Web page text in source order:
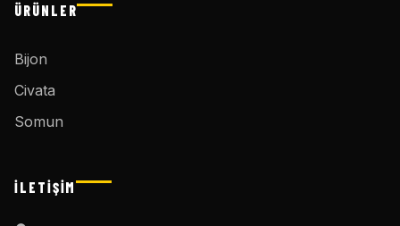
ÜRÜNLER
Bijon
Civata
Somun
İLETIŞIM